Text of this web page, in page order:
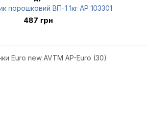
порошковий ВП-1 1кг AP 103301
487 грн